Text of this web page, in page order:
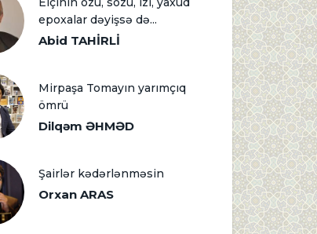
epoxalar dəyişsə də...
Abid TAHİRLİ
Mirpaşa Tomayın yarımçıq
ömrü
Dilqəm ƏHMƏD
Şairlər kədərlənməsin
Orxan ARAS